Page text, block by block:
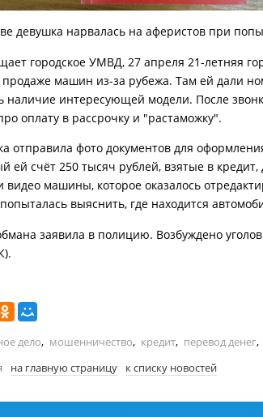
девушка нарвалась на аферистов при
городское УМВД, 27 апреля 21-летняя
продаже машин из-за рубежа. Там ей дали
наличие интересующей модели. После
оплату в рассрочку и "растаможку".
отправила фото документов для
ей счёт 250 тысяч рублей, взятые в
видео машины, которое оказалось
выяснить, где находится
заявила в полицию. Возбуждено
дело, мошенничество, кредит, перевод денег,
на главную страницу к списку новостей